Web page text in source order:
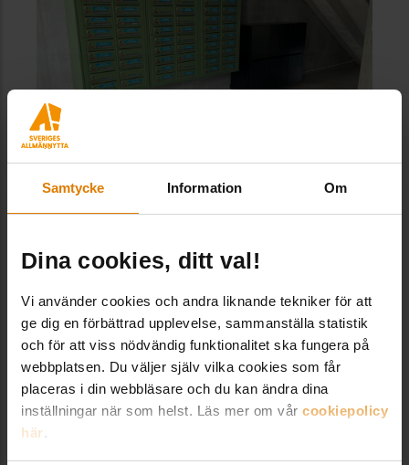
Samtycke Information Om
Dina cookies, ditt val!
Vi använder cookies och andra liknande tekniker för att
ge dig en förbättrad upplevelse, sammanställa statistik
och för att viss nödvändig funktionalitet ska fungera på
webbplatsen. Du väljer själv vilka cookies som får
placeras i din webbläsare och du kan ändra dina
inställningar när som helst. Läs mer om vår cookiepolicy
här.
Svenska Bostäder – Sista milen